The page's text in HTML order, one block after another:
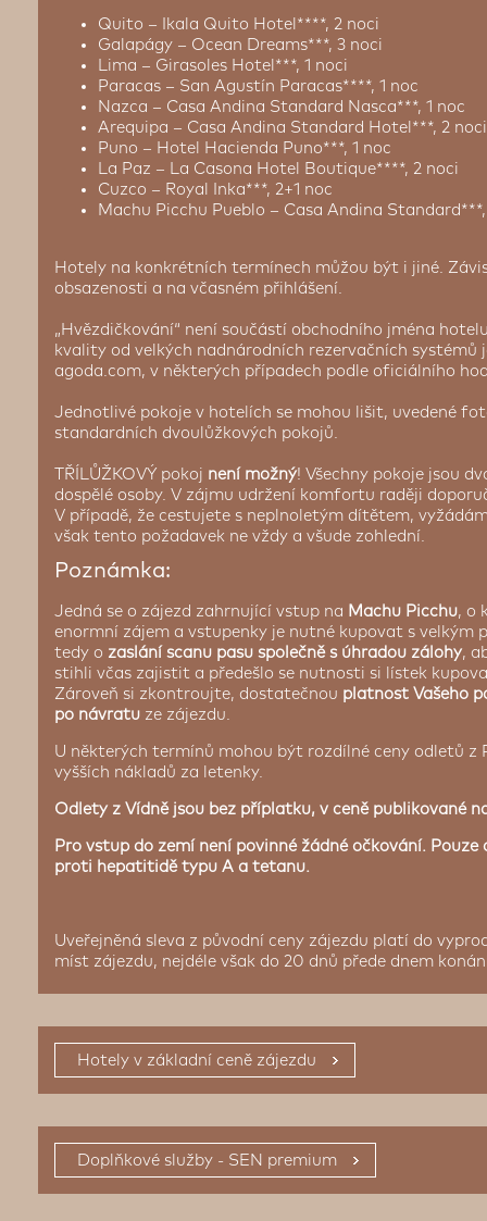
Quito – Ikala Quito Hotel****, 2 noci
Galapágy – Ocean Dreams***, 3 noci
Lima – Girasoles Hotel***, 1 noci
Paracas – San Agustín Paracas****, 1 noc
Nazca – Casa Andina Standard Nasca***, 1 noc
Arequipa – Casa Andina Standard Hotel***, 2 noci
Puno – Hotel Hacienda Puno***, 1 noc
La Paz – La Casona Hotel Boutique****, 2 noci
Cuzco – Royal Inka***, 2+1 noc
Machu Picchu Pueblo – Casa Andina Standard***,
Hotely na konkrétních termínech můžou být i jiné.
obsazenosti a na včasném přihlášení.
„Hvězdičkování“ není součástí obchodního jména
kvality od velkých nadnárodních rezervačních systémů
agoda.com, v některých případech podle oficiálního
Jednotlivé pokoje v hotelích se mohou lišit, uvedené
standardních dvoulůžkových pokojů.
TŘÍLŮŽKOVÝ pokoj není možný! Všechny pokoje jsou
dospělé osoby. V zájmu udržení komfortu raději
V případě, že cestujete s neplnoletým dítětem,
však tento požadavek ne vždy a všude zohlední.
Poznámka:
Jedná se o zájezd zahrnující vstup na Machu Picchu, o
enormní zájem a vstupenky je nutné kupovat s velkým
tedy o zaslání scanu pasu společně s úhradou zálohy,
stihli včas zajistit a předešlo se nutnosti si lístek
Zároveň si zkontroujte, dostatečnou platnost Vašeho
po návratu ze zájezdu.
U některých termínů mohou být rozdílné ceny odletů z
vyšších nákladů za letenky.
Odlety z Vídně jsou bez příplatku, v ceně publikované
Pro vstup do zemí není povinné žádné očkování.
proti hepatitidě typu A a tetanu.
Uveřejněná sleva z původní ceny zájezdu platí do
míst zájezdu, nejdéle však do 20 dnů přede dnem
Hotely v základní ceně zájezdu
Doplňkové služby - SEN premium